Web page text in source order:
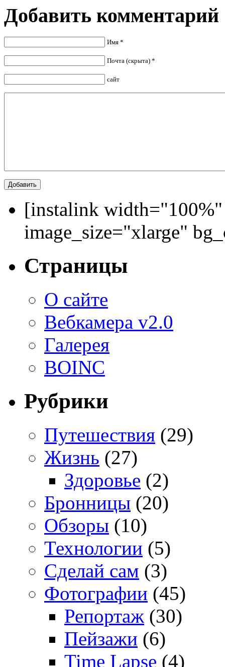
Добавить комментарий
Имя *
Почта (скрыта) *
сайт
[instalink
image_size="xlarge"
Страницы
О сайте
Вебкамера v2.0
Галерея
BOINC
Рубрики
Путешествия (29)
Жизнь (27)
Здоровье (2)
Бронницы (20)
Обзоры (10)
Технологии (5)
Сделай сам (3)
Фотографии (45)
Репортаж (30)
Пейзажи (6)
Time Lapse (4)